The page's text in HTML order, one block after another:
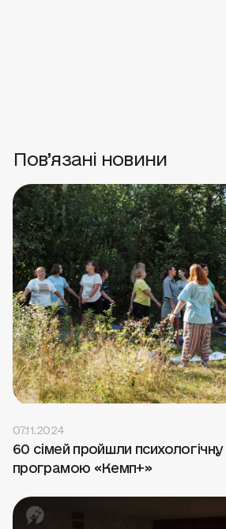
Пов’язані новини
07.11.2024
60 сімей пройшли
програмою «Кемп+»